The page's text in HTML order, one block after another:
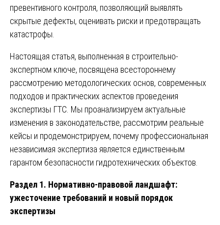
превентивного контроля, позволяющий выявлять
скрытые дефекты, оценивать риски и предотвращать
катастрофы.
Настоящая статья, выполненная в строительно-
экспертном ключе, посвящена всестороннему
рассмотрению методологических основ, современных
подходов и практических аспектов проведения
экспертизы ГТС. Мы проанализируем актуальные
изменения в законодательстве, рассмотрим реальные
кейсы и продемонстрируем, почему профессиональная
независимая экспертиза является единственным
гарантом безопасности гидротехнических объектов.
Раздел 1. Нормативно-правовой ландшафт:
ужесточение требований и новый порядок
экспертизы